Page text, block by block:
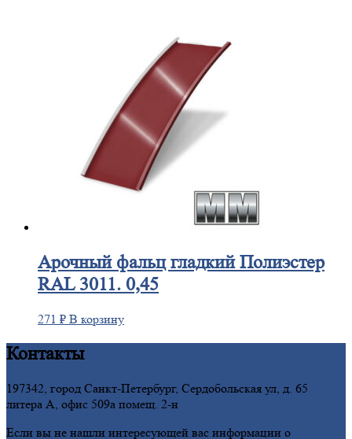
Арочныйфальц гладкий Полиэстер
RAL 3011. 0,45
271 ₽ В корзину
Контакты
197342, город Санкт-Петербург, Сердобольская ул, д. 65
литера А, офис 509а помещ. 2-н
Если вы не нашли интересующей вас информации о